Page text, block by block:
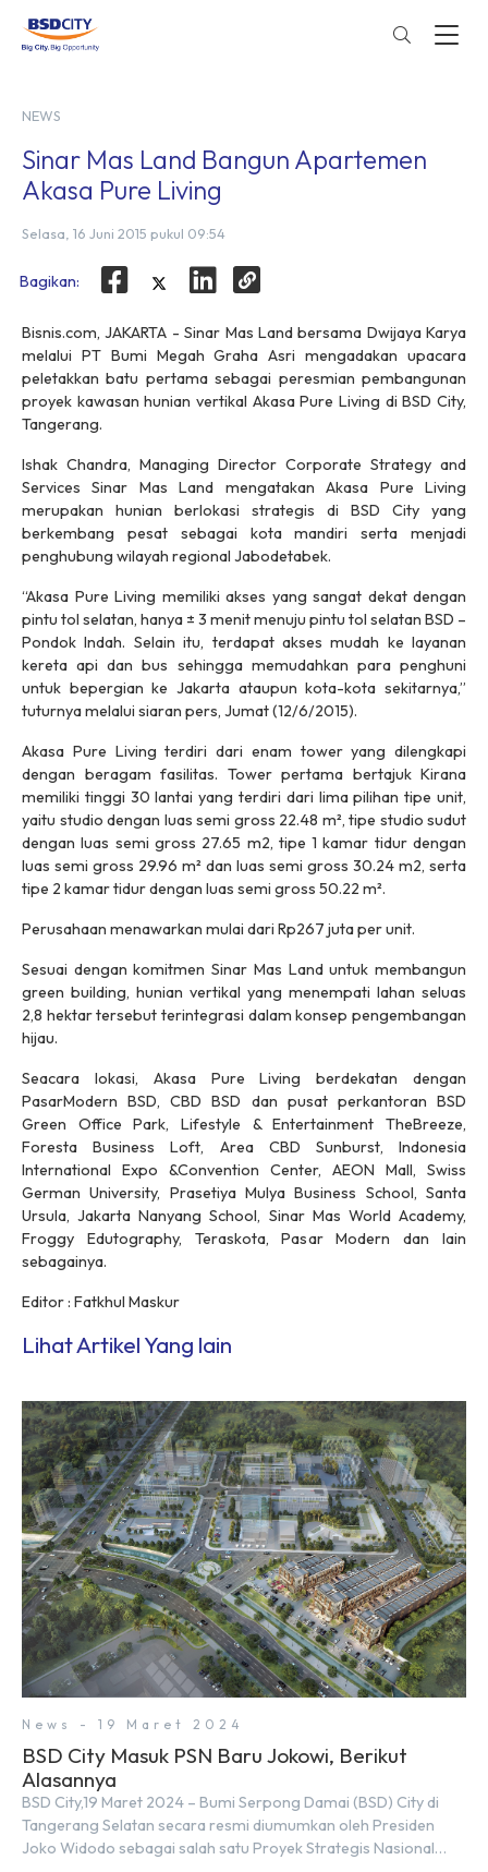
NEWS
Sinar Mas Land Bangun Apartemen
Akasa Pure Living
Selasa, 16 Juni 2015 pukul 09:54
Bagikan:
Bisnis.com, JAKARTA - Sinar Mas Land bersama Dwijaya Karya
melalui PT Bumi Megah Graha Asri mengadakan upacara
peletakkan batu pertama sebagai peresmian pembangunan
proyek kawasan hunian vertikal Akasa Pure Living di BSD City,
Tangerang.
Ishak Chandra, Managing Director Corporate Strategy and
Services Sinar Mas Land mengatakan Akasa Pure Living
merupakan hunian berlokasi strategis di BSD City yang
berkembang pesat sebagai kota mandiri serta menjadi
penghubung wilayah regional Jabodetabek.
“Akasa Pure Living memiliki akses yang sangat dekat dengan
pintu tol selatan, hanya ± 3 menit menuju pintu tol selatan BSD –
Pondok Indah. Selain itu, terdapat akses mudah ke layanan
kereta api dan bus sehingga memudahkan para penghuni
untuk bepergian ke Jakarta ataupun kota-kota sekitarnya,”
tuturnya melalui siaran pers, Jumat (12/6/2015).
Akasa Pure Living terdiri dari enam tower yang dilengkapi
dengan beragam fasilitas. Tower pertama bertajuk Kirana
memiliki tinggi 30 lantai yang terdiri dari lima pilihan tipe unit,
yaitu studio dengan luas semi gross 22.48 m², tipe studio sudut
dengan luas semi gross 27.65 m2, tipe 1 kamar tidur dengan
luas semi gross 29.96 m² dan luas semi gross 30.24 m2, serta
tipe 2 kamar tidur dengan luas semi gross 50.22 m².
Perusahaan menawarkan mulai dari Rp267 juta per unit.
Sesuai dengan komitmen Sinar Mas Land untuk membangun
green building, hunian vertikal yang menempati lahan seluas
2,8 hektar tersebut terintegrasi dalam konsep pengembangan
hijau.
Seacara lokasi, Akasa Pure Living berdekatan dengan
PasarModern BSD, CBD BSD dan pusat perkantoran BSD
Green Office Park, Lifestyle & Entertainment TheBreeze,
Foresta Business Loft, Area CBD Sunburst, Indonesia
International Expo &Convention Center, AEON Mall, Swiss
German University, Prasetiya Mulya Business School, Santa
Ursula, Jakarta Nanyang School, Sinar Mas World Academy,
Froggy Edutography, Teraskota, Pasar Modern dan lain
sebagainya.
Editor : Fatkhul Maskur
Lihat Artikel Yang lain
News - 19 Maret 2024
BSD City Masuk PSN Baru Jokowi, Berikut
Alasannya
BSD City,19 Maret 2024 – Bumi Serpong Damai (BSD) City di
Tangerang Selatan secara resmi diumumkan oleh Presiden
Joko Widodo sebagai salah satu Proyek Strategis Nasional